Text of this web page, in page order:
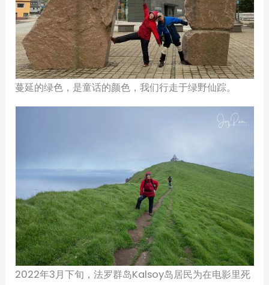
蔓延的绿色，是童话的颜色，我们行走于绿野仙踪。
2022年3月下旬，法罗群岛Kalsoy岛居民为在电影里死